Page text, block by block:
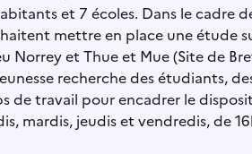
et 7 écoles. Dans le cadre
mettre en place une étude
Norrey et Thue et Mue (Site de
recherche des étudiants,
de travail pour encadrer le
mardis, jeudis et vendredis, de